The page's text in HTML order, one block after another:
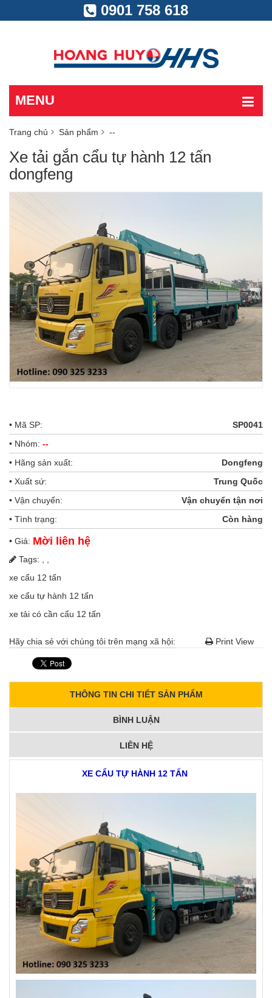
0901 758 618
MENU
Trang chủ Sản phẩm --
Xe tải gắn cẩu tự hành 12 tấn
dongfeng
• Mã SP:
SP0041
• Nhóm: --
• Hãng sản xuất:
Dongfeng
• Xuất sứ:
Trung Quốc
• Vận chuyển:
Vận chuyển tận nơi
• Tình trạng:
Còn hàng
• Giá: Mời liên hệ
Tags:
xe cẩu 12 tấn
,
xe cẩu tự hành 12 tấn
,
xe tải có cần cẩu 12 tấn
Print View
Hãy chia sẻ với chúng tôi trên mạng xã hội:
THÔNG TIN CHI TIẾT SẢN PHẨM
BÌNH LUẬN
LIÊN HỆ
XE CẨU TỰ HÀNH 12 TẤN